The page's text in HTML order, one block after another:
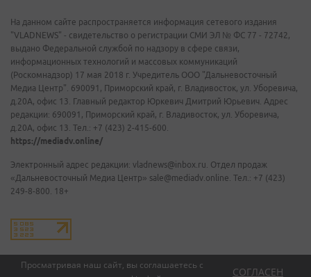
Просматривая наш сайт, вы соглашаетесь с
СОГЛАСЕН
На данном сайте распространяется информация сетевого издания
"VLADNEWS" - свидетельство о регистрации СМИ ЭЛ № ФС 77 - 72742,
выдано Федеральной службой по надзору в сфере связи,
информационных технологий и массовых коммуникаций
(Роскомнадзор) 17 мая 2018 г. Учредитель ООО "Дальневосточный
Медиа Центр". 690091, Приморский край, г. Владивосток, ул. Уборевича,
д.20А, офис 13. Главный редактор Юркевич Дмитрий Юрьевич. Адрес
редакции: 690091, Приморский край, г. Владивосток, ул. Уборевича,
д.20А, офис 13. Тел.: +7 (423) 2-415-600.
https://mediadv.online/
Электронный адрес редакции: vladnews@inbox.ru. Отдел продаж
«Дальневосточный Медиа Центр» sale@mediadv.online. Тел.: +7 (423)
249-8-800. 18+